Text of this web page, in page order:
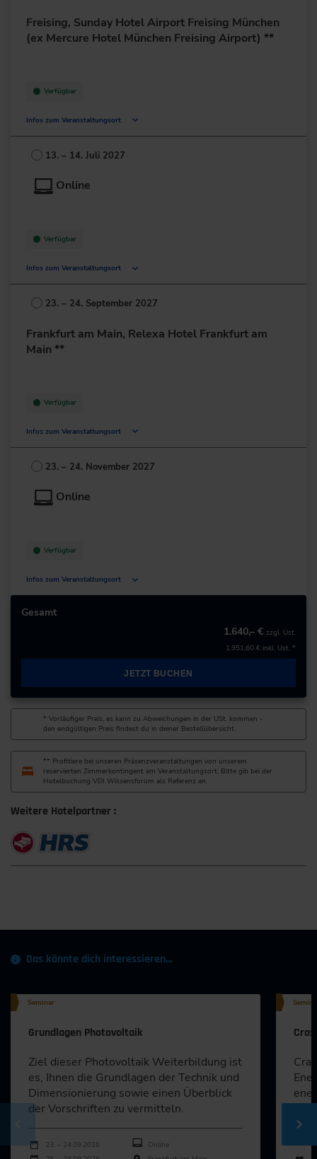
+49 211/6214-201
Freising, Sunday Hotel Airport Freising München
(ex Mercure Hotel München Freising Airport) **
Verfügbar
Infos zum Veranstaltungsort
Dr.-von-Daller-Str. 1-3
85356 Freising
13. – 14. Juli 2027
Online
Verfügbar
Infos zum Veranstaltungsort
Deutschland
+49 211/6214-201
23. – 24. September 2027
Frankfurt am Main, Relexa Hotel Frankfurt am
Main **
Verfügbar
Infos zum Veranstaltungsort
Lurgiallee 2
60439 Frankfurt am Main
23. – 24. November 2027
Online
Verfügbar
Infos zum Veranstaltungsort
Deutschland
Gesamt
1.640,– € zzgl. Ust.
1.951,60 € inkl. Ust. *
JETZT BUCHEN
* Vorläufiger Preis, es kann zu Abweichungen in der USt. kommen -
den endgültigen Preis findest du in deiner Bestellübersicht.
** Profitiere bei unseren Präsenzveranstaltungen von unserem
reservierten Zimmerkontingent am Veranstaltungsort. Bitte gib bei der
Hotelbuchung VDI Wissensforum als Referenz an.
Weitere Hotelpartner :
Das könnte dich interessieren…
Seminar
Grundlagen Photovoltaik
Ziel dieser Photovoltaik Weiterbildung ist
es, Ihnen die Grundlagen der Technik und
Dimensionierung sowie einen Überblick
der Vorschriften zu vermitteln.
Durchführungen
Veranstaltungsdatum Veranstaltungsort
23. – 24.09.2026
Online
hier.